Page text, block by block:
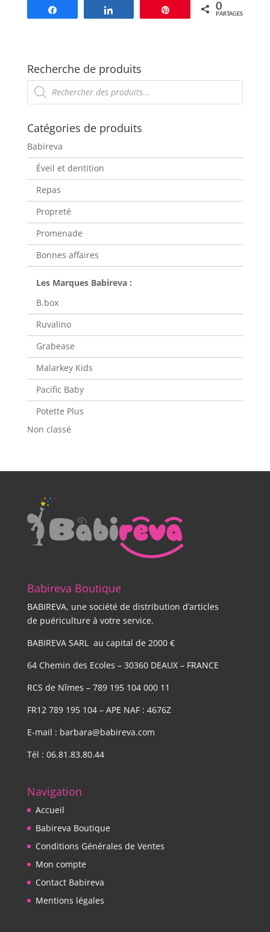
Épingle 0
PARTAGES
Recherche de produits
Recherche
de
produits
Catégories de produits
Babireva
Éveil et dentition
Repas
Propreté
Promenade
Bonnes affaires
B.box
Ruvalino
Grabease
Malarkey Kids
Pacific Baby
Potette Plus
Non classé
Babireva Boutique
BABIREVA, une société de distribution d’articles
de puériculture à votre service.
BABIREVA SARL au capital de 2000 €
64 Chemin des Ecoles – 30360 DEAUX – FRANCE
RCS de Nîmes – 789 195 104 000 11
FR12 789 195 104 – APE NAF : 4676Z
E-mail : barbara@babireva.com
Tél : 06.81.83.80.44
Navigation
Accueil
Babireva Boutique
Conditions Générales de Ventes
Mon compte
Contact Babireva
Mentions légales